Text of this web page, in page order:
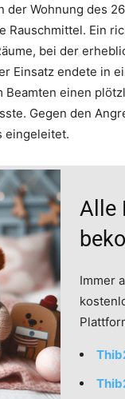
der Wohnung des
Rauschmittel. Ein
bei der
Einsatz endete in
Beamten einen
Gegen den
eingeleitet.
Alle
Immer